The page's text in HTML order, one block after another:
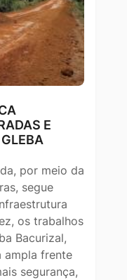
E
por meio da
segue
os trabalhos
Bacurizal,
ampla frente
segurança,